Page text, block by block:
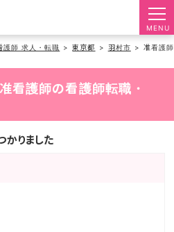
MENU
護師 求人・転職 東京都 羽村市 准看護師
看護師の看護師転職・
りました